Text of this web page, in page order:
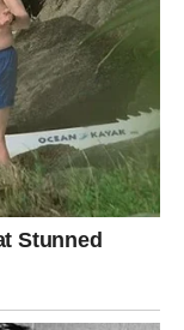
fazu.
koja će ih privući
započne sada
međusobnom
mu značite.
planovi i
dijeliti